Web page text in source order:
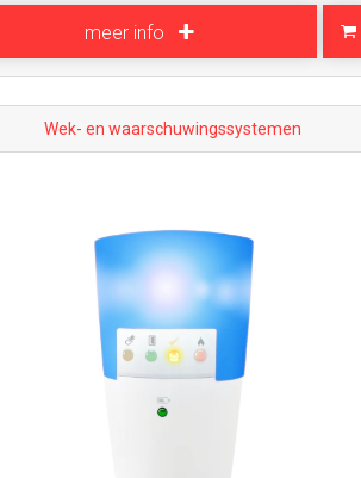
meer info
Wek- en waarschuwingssystemen